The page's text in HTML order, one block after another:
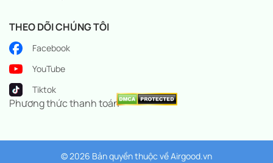
THEO DÕI CHÚNG TÔI
Facebook
YouTube
Tiktok
Phương thức thanh toán
© 2026 Bản quyền thuộc vềAirgood.vn